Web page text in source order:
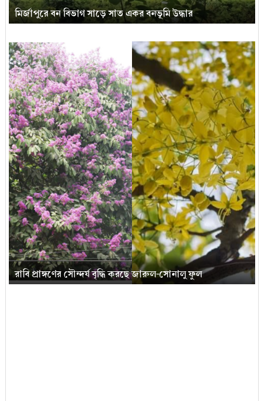
মির্জাপুরে বন বিভাগ সাড়ে সাত একর বনভূমি উদ্ধার
রাবি প্রাঙ্গণের সৌন্দর্য বৃদ্ধি করছে জারুল-সোনালু ফুল